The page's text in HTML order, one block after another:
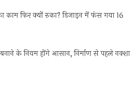
काम फिर क्यों रुका? डिजाइन में फंस गया 16
बनाने के नियम होंगे आसान, निर्माण से पहले नक्शा